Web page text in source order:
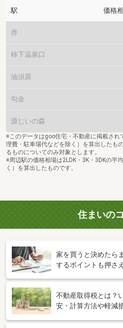
駅 価格
赤
柿下温泉口
油須原
勾金
源じいの森
※このデータはgoo住宅・不動産に掲載さ
理費・駐車場代などを除く）を算出したも
るものについてのみ対象とします。
※周辺駅の価格相場は2LDK・3K・3DKの平
く）を算出したものです。
住まいの
家を買うと決めたら
するポイントも押さ
不動産取得税とは？
安・計算方法や軽減